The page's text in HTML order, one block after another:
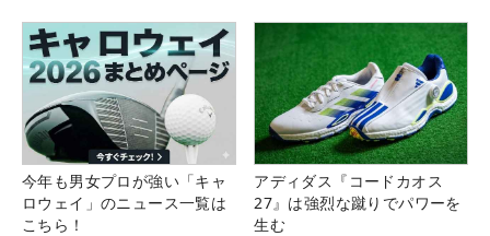
今年も男女プロが強い「キャ
ロウェイ」のニュース一覧は
こちら！
アディダス『コードカオス
27』は強烈な蹴りでパワーを
生む